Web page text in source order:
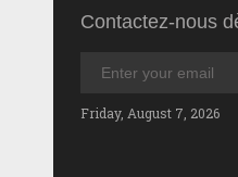
Contactez-nous
Friday, August 7, 2026